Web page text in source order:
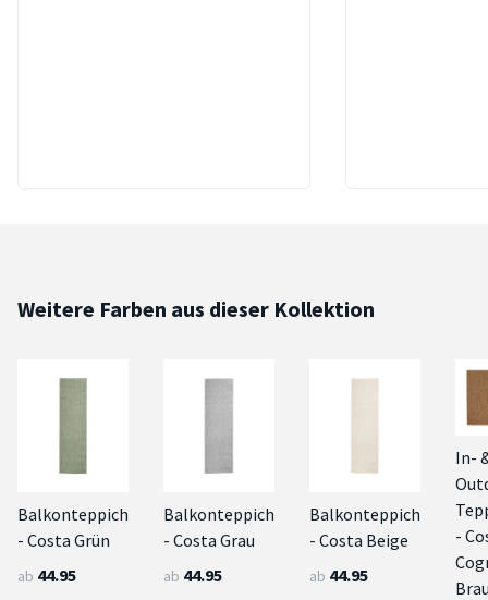
Weitere Farben aus dieser Kollektion
Balkonteppich
- Costa Grün
ab 44.95
Balkonteppich
- Costa Grau
ab 44.95
Balkonteppich
- Costa Beige
ab 44.95
In-
-